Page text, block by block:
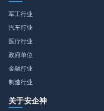
军工行业
汽车行业
医疗行业
政府单位
金融行业
制造行业
关于安企神